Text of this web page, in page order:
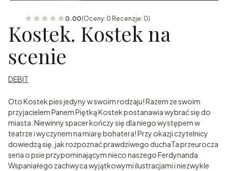
0.00(Oceny: 0 Recenzje: 0)
Kostek. Kostek na
scenie
DEBIT
Oto Kostek pies jedyny w swoim rodzaju! Razem ze swoim
przyjacielem Panem Piętką Kostek postanawia wybrać się do
miasta. Niewinny spacer kończy się dla niego występem w
teatrze i wyczynem na miarę bohatera! Przy okazji czytelnicy
dowiedzą się, jak rozpoznać prawdziwego duchaTa przeurocza
seria o psie przypominającym nieco naszego Ferdynanda
Wspaniałego zachwyca wyjątkowymi ilustracjami i niezwykle